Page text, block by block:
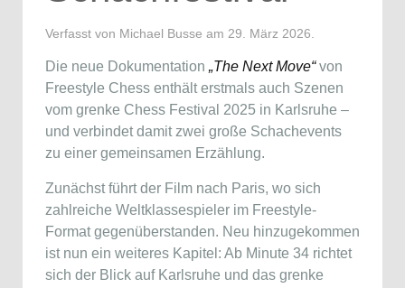
Verfasst von Michael Busse am 29. März 2026
Die neue Dokumentation „The Next Move“von
Freestyle Chess enthält erstmals auch Szenen
vom grenke Chess Festival 2025 in Karlsruhe –
und verbindet damit zwei große Schachevents
zu einer gemeinsamen Erzählung.
Zunächst führt der Film nach Paris, wo sich
zahlreiche Weltklassespieler im Freestyle-
Format gegenüberstanden. Neu hinzugekommen
ist nun ein weiteres Kapitel: Ab Minute 34 richtet
sich der Blick auf Karlsruhe und das grenke